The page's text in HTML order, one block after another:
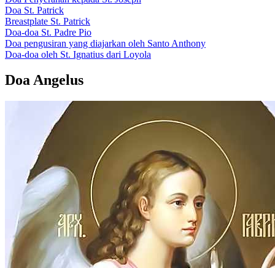
Doa St. Patrick
Breastplate St. Patrick
Doa-doa St. Padre Pio
Doa pengusiran yang diajarkan oleh Santo Anthony
Doa-doa oleh St. Ignatius dari Loyola
Doa Angelus